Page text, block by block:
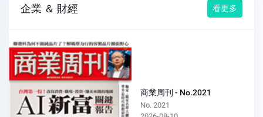
企業 ＆ 財經 看更多
商業周刊 - No.2021
No. 2021